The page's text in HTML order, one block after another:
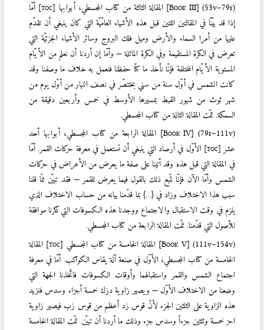
[Book III] (53v–79r) المقالة الثالثة من كتاب المجسطي، أبوابها [toc] أمّا
إذا قد بيّنّا في المقالتين اللتين قبل هذه الأشياء العامّيّة التي كان ينبغي أن تقدّم
عليها من أمرا السماء والأرض وميل فلك البروج وسائر الأشياء الجزئيّة التي
تعرض في الكرة المستقيمة وفي الكرة المائلة — وأمّا إن أردنا أن نعلم من الأيّام
المستوية الأيّام المختلفة فإنّا نأخذ ما كنّا حفظنا فنعمل به خلاف ما وصفنا وقد
كانت الشمس في أوّل سنة من سني بختنصّر في نصف النهار من أوّل يوم من
شهر ثوث من شهور القبط بمسيرها الأوسط في خمس وأربعين دقيقة من
السمكة. تمّت المقالة الثالة من كتاب المجسطي.
[Book IV] (79r–111v)
المقالة الرابعة من كتاب المجسطي، أبوابها أحد
عشر [toc] الأوّل في أرصاد التي ينبغي أن تستعمل في معرفة حركات القمر. أمّا
في المقالة التي قبل هذه وقد أتينا على صفة ما يعرض من الأعراض في حركات
الشمس وأمّا الآن فإنّا نتّبع ذلك بالقول فيما يعرض للقمر — فقد تبيّن ممّا قلنا
سبب هذا الاختلاف وزاد في {…} بما قدّمنا بيانه من حساب الاختلاف الذي
يلزم في وقت الاستقبال والاجتماع ووجدنا هذه الكسوفات التي ذكرنا موافقة
للأصول التي قدّمنا. تمّت المقالة الرابعة من كتاب المجسطي.
[Book V] (111v–154v) المقالة الخامسة من كتاب المجسطي [toc] المقالة
الخامسة من كتاب المجسطي، الأوّل في صنعة آلة يقاس الكواكب. أمّا في معرفة
اجتماع الشمس والقمر واستقبالهما وأوقات الكسوفات فاتّخذنا الجهة التي
وضعنا من الاختلاف الأوّل — ويصير زاوية دزك خمسة أجزاء وسدس فنزيد
هذه الزاوية على الثلثين الجزء لأنّ قوس زد أعظم من قوس زب فيصير زاوية
احز خمسة وثلثين جزءاً وسدس جزء وذلك ما أردنا أن تبيّن. تمّت المقالة الخامسة